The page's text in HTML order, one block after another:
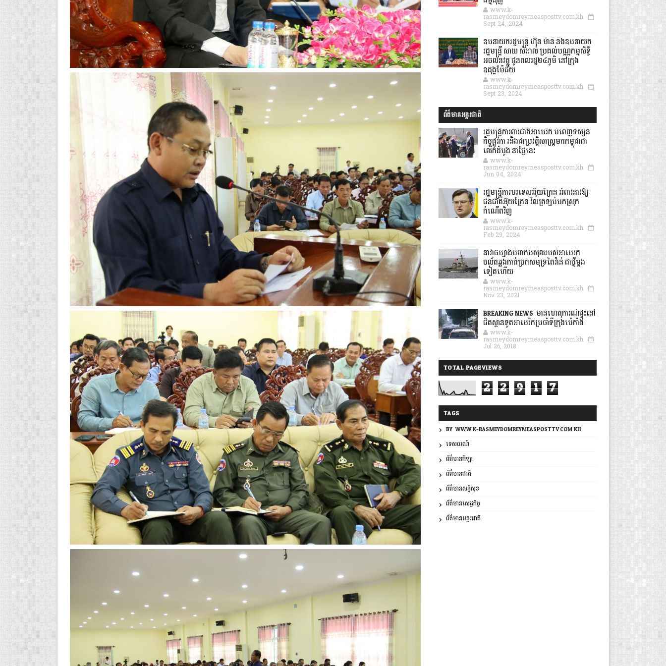
www.k-
rasmeydomreymeasposttv.com.kh
Sept 24, 2024
ឧបនាយករដ្ឋមន្ដ្រី ហ៊ុន ម៉ានី និងឧបនាយក
រដ្ឋមន្ដ្រី សាយ សំអាល់ ប្រគល់បណ្ណកម្មសិទ្ធិ
អចលនវត្ថុ ជូនពលរដ្ឋ២៤ភូមិ នៅក្រុង
ឧដុង្គម៉ែជ័យ
www.k-
rasmeydomreymeasposttv.com.kh
Sept 23, 2024
ព័ត៌មានអន្តរជាតិ
រដ្ឋមន្រ្តីការពារជាតិអាមេរិក បំពេញទស្សន
កិច្ចផ្លូវកា រនិងជាប្រវត្តិសាស្រ្តមកកម្ពុជាជា
លើកដំបូង នាថ្ងៃនេះ
www.k-
rasmeydomreymeasposttv.com.kh
Jun 04, 2024
រដ្ឋមន្ត្រីការបរទេសអ៊ុយក្រែន អំពាវនាវឱ្យ
ជនជាតិអ៊ុយក្រែន វិលត្រឡប់មកស្រុក
កំណើតវិញ
www.k-
rasmeydomreymeasposttv.com.kh
Feb 29, 2024
នាវាចម្បាំងបំពាក់មីស៊ីលរបស់អាមេរិក
ចល័តឆ្លងកាត់ច្រកសមុទ្រតៃវ៉ាន់ ជាថ្មីម្តង
ទៀតហើយ
www.k-
rasmeydomreymeasposttv.com.kh
Nov 23, 2021
BREAKING NEWS: មានហេតុការណ៍ផ្ទុះនៅ
ជិតស្ថានទូតអាមេរិកប្រចាំទីក្រុងប៉េកាំង
www.k-
rasmeydomreymeasposttv.com.kh
Jul 26, 2018
TOTAL PAGEVIEWS
2 2 9 1 7
TAGS
BY: WWW.K-RASMEYDOMREYMEASPOSTTV.COM.KH
ទេសចរណ៍
ព័ត៌មានកីឡា
ព័ត៌មានជាតិ
ព័ត៌មានសន្តិសុខ
ព័ត៌មានសេដ្ឋកិច្ច
ព័ត៌មានអន្តរជាតិ